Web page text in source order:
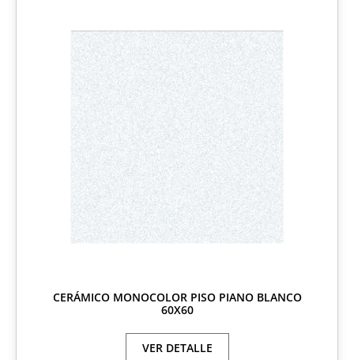
CERÁMICO MONOCOLOR PISO PIANO BLANCO
60X60
VER DETALLE